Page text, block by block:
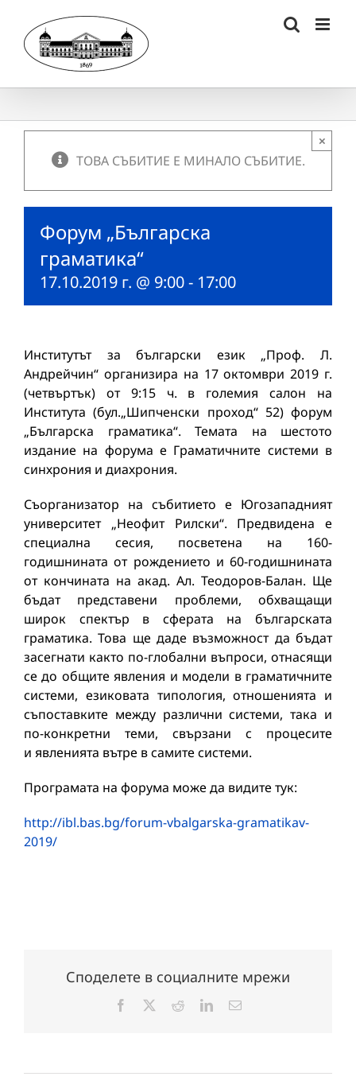
content
ТОВА СЪБИТИЕ Е МИНАЛО СЪБИТИЕ.
×
Форум „Българска
граматика“
17.10.2019 г. @ 9:00- 17:00
Институтът за български език „Проф. Л.
Андрейчин“ организира на 17 октомври 2019 г.
(четвъртък) от 9:15 ч. в големия салон на
Института (бул.„Шипченски проход“ 52) форум
„Българска граматика“. Темата на шестото
издание на форума е Граматичните системи в
синхрония и диахрония.
Съорганизатор на събитието е Югозападният
университет „Неофит Рилски“. Предвидена е
специална сесия, посветена на 160-
годишнината от рождението и 60-годишнината
от кончината на акад. Ал. Теодоров-Балан. Ще
бъдат представени проблеми, обхващащи
широк спектър в сферата на българската
граматика. Това ще даде възможност да бъдат
засегнати както по-глобални въпроси, отнасящи
се до общите явления и модели в граматичните
системи, езиковата типология, отношенията и
съпоставките между различни системи, така и
по-конкретни теми, свързани с процесите
и явленията вътре в самите системи.
Програмата на форума може да видите тук:
http://ibl.bas.bg/forum-vbalgarska-gramatikav-
2019/
Споделете в социалните мрежи
Facebook RedditLinkedInЕлектронна